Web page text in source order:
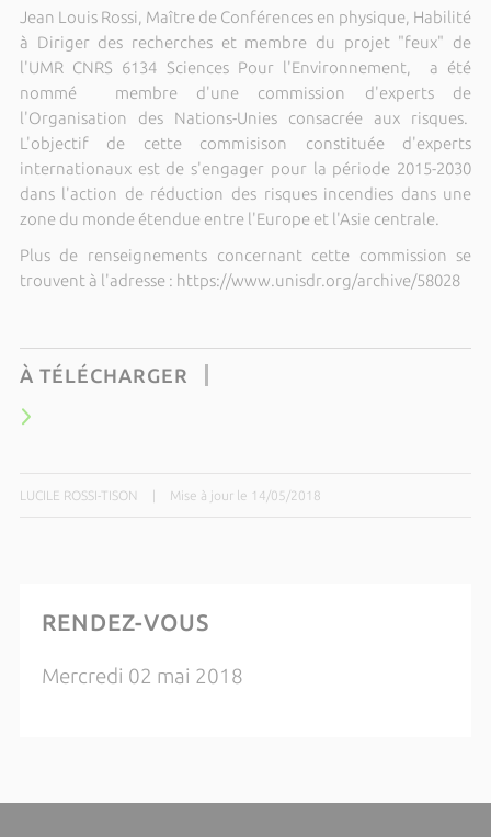
Jean Louis Rossi, Maître de Conférences en physique, Habilité
à Diriger des recherches et membre du projet "feux" de
l'UMR CNRS 6134 Sciences Pour l'Environnement, a été
nommé membre d'une commission d'experts de
l'Organisation des Nations-Unies consacrée aux risques.
L'objectif de cette commisison constituée d'experts
internationaux est de s'engager pour la période 2015-2030
dans l'action de réduction des risques incendies dans une
zone du monde étendue entre l'Europe et l'Asie centrale.
Plus de renseignements concernant cette commission se
trouvent à l'adresse : https://www.unisdr.org/archive/58028
À TÉLÉCHARGER
LUCILE ROSSI-TISON Mise à jour le 14/05/2018
RENDEZ-VOUS
Mercredi 02 mai 2018